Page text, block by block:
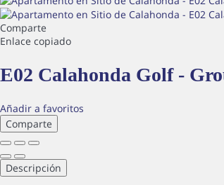
Comparte
Enlace copiado
E02 Calahonda Golf -
Añadir a favoritos
Comparte
Descripción